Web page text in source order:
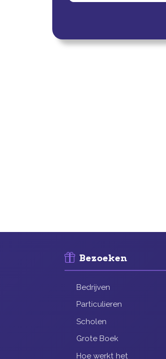
Bezoeken
Bedrijven
Particulieren
Scholen
Grote Boek
Hoe werkt het